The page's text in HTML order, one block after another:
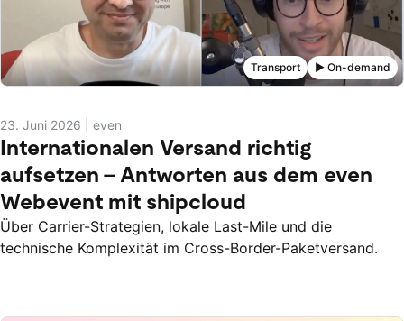
Transport ▶️ On-demand
23. Juni 2026 even
Internationalen Versand richtig
aufsetzen – Antworten aus dem even
Webevent mit shipcloud
Über Carrier-Strategien, lokale Last-Mile und die
technische Komplexität im Cross-Border-Paketversand.